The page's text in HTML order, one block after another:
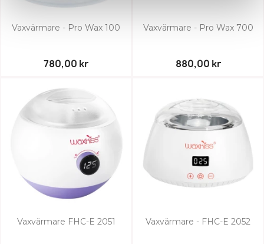
Vaxvärmare - Pro Wax 100
780,00 kr
Vaxvärmare - Pro Wax 700
880,00 kr
Vaxvärmare FHC-E 2051 Vaxvärmare - FHC-E 2052